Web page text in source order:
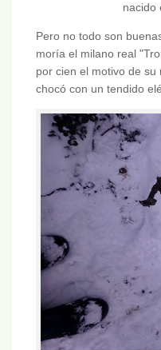
nacido
Pero no todo son
moría el milano real
por cien el motivo de
chocó con un tendido